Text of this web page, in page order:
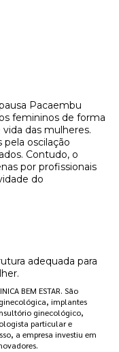
Pacaembu
femininos de forma
das mulheres.
oscilação
Contudo, o
por profissionais
do
adequada para
BEM ESTAR. São
implantes
ginecológico,
particular e
a empresa investiu em